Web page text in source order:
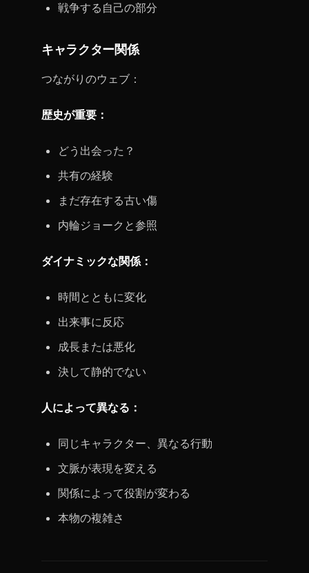
戦争する自己の部分
キャラクター関係
つながりのウェブ：
歴史が重要：
どう出会った？
共有の経験
まだ存在する古い傷
内輪ジョークと参照
ダイナミックな関係：
時間とともに変化
出来事に反応
成長または悪化
決して静的でない
人によって異なる：
同じキャラクター、異なる行動
文脈が表現を変える
関係によって役割が変わる
本物の複雑さ